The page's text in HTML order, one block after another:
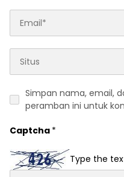
Simpan nama, email,
peramban ini untuk
Captcha *
Type the